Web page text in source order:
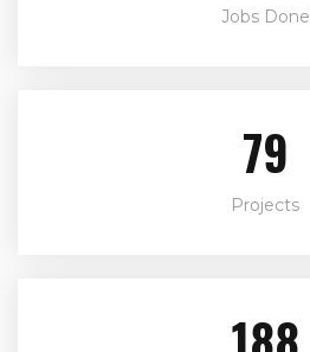
Jobs Done
92
Projects